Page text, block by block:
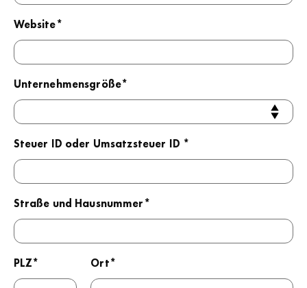
Website*
Unternehmensgröße*
Steuer ID oder Umsatzsteuer ID *
Straße und Hausnummer*
PLZ* Ort*